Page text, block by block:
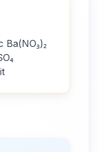
Ba(NO₃)₂